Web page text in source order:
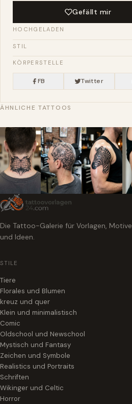
Gefällt mir
HOCHGELADEN
STIL
KÖRPERSTELLE
FB Twitter
ÄHNLICHE TATTOOS
Die Tattoo-Galerie für Vorlagen, Motive
und Ideen.
STILE
Tiere
Florales und Blumen
kreuz und quer
Klein und minimalistisch
Comic
Oldschool und Newschool
Mystisch und Fantasy
Zeichen und Symbole
Realistics und Portraits
Schriften
Wikinger und Celtic
Horror